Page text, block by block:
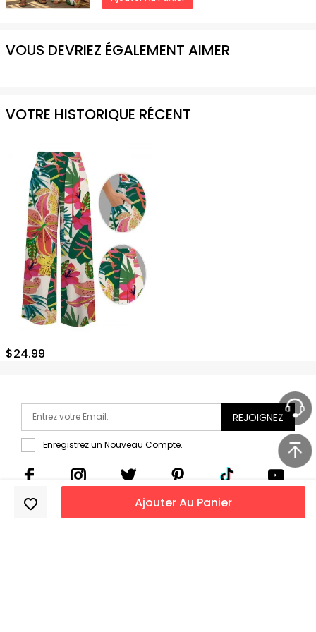
Ajouter Au Panier
VOUS DEVRIEZ ÉGALEMENT AIMER
VOTRE HISTORIQUE RÉCENT
$24.99
REJOIGNEZ
Enregistrez un Nouveau Compte.